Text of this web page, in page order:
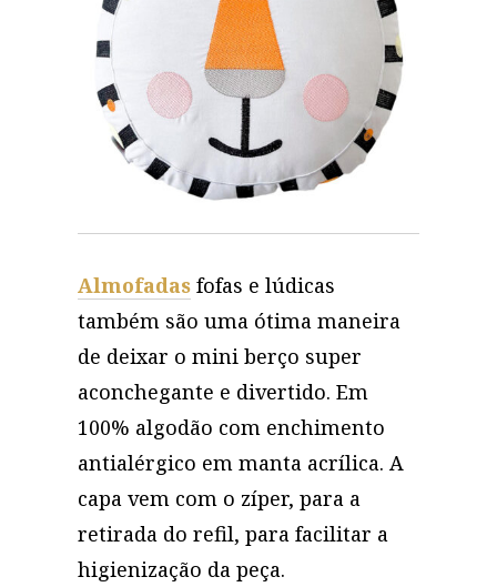
Almofadas fofas e lúdicas
também são uma ótima maneira
de deixar o mini berço super
aconchegante e divertido. Em
100% algodão com enchimento
antialérgico em manta acrílica. A
capa vem com o zíper, para a
retirada do refil, para facilitar a
higienização da peça.